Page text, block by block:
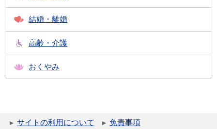
結婚・離婚
高齢・介護
おくやみ
サイトの利用について
免責事項